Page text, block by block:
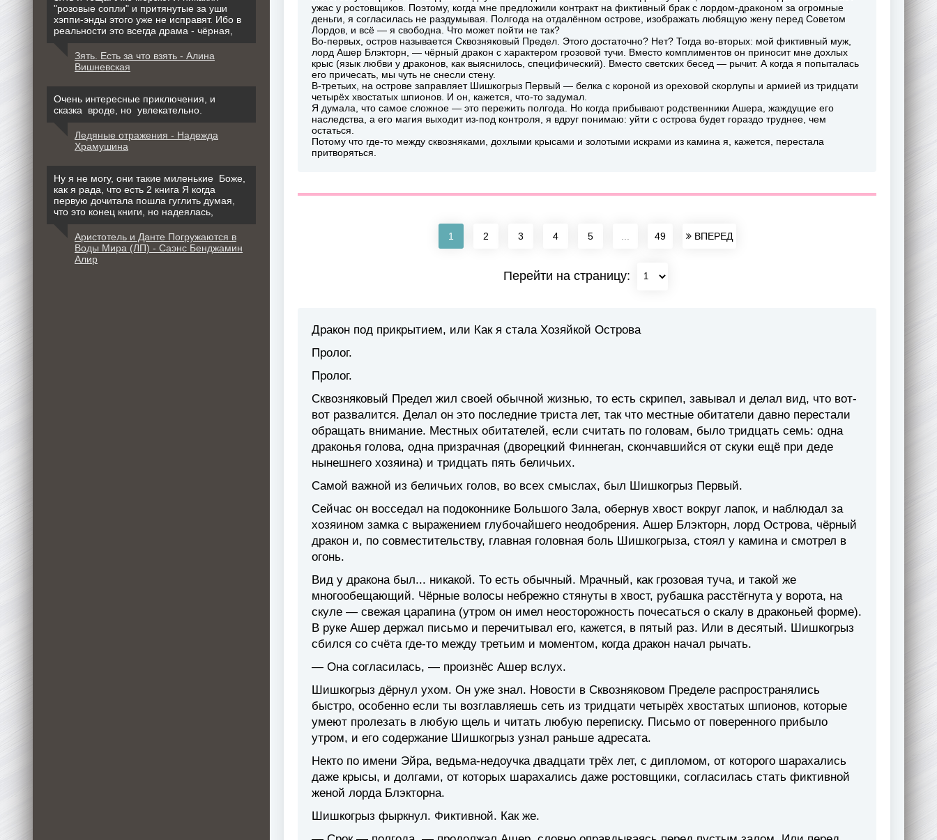
ужас у ростовщиков. Поэтому, когда мне предложили контракт на фиктивный брак с лордом-драконом за огромные
деньги, я согласилась не раздумывая. Полгода на отдалённом острове, изображать любящую жену перед Советом
Лордов, и всё — я свободна. Что может пойти не так?
Во-первых, остров называется Сквозняковый Предел. Этого достаточно? Нет? Тогда во-вторых: мой фиктивный муж,
лорд Ашер Блэкторн, — чёрный дракон с характером грозовой тучи. Вместо комплиментов он приносит мне дохлых
крыс (язык любви у драконов, как выяснилось, специфический). Вместо светских бесед — рычит. А когда я попыталась
его причесать, мы чуть не снесли стену.
В-третьих, на острове заправляет Шишкогрыз Первый — белка с короной из ореховой скорлупы и армией из тридцати
четырёх хвостатых шпионов. И он, кажется, что-то задумал.
Я думала, что самое сложное — это пережить полгода. Но когда прибывают родственники Ашера, жаждущие его
наследства, а его магия выходит из-под контроля, я вдруг понимаю: уйти с острова будет гораздо труднее, чем
остаться.
Потому что где-то между сквозняками, дохлыми крысами и золотыми искрами из камина я, кажется, перестала
притворяться.
1 2 3 4 5 49 ВПЕРЕД
Перейти на страницу:
Дракон под прикрытием, или Как я стала Хозяйкой Острова
Пролог.
Пролог.
Сквозняковый Предел жил своей обычной жизнью, то есть скрипел, завывал и делал вид, что вот-
вот развалится. Делал он это последние триста лет, так что местные обитатели давно перестали
обращать внимание. Местных обитателей, если считать по головам, было тридцать семь: одна
драконья голова, одна призрачная (дворецкий Финнеган, скончавшийся от скуки ещё при деде
нынешнего хозяина) и тридцать пять беличьих.
Самой важной из беличьих голов, во всех смыслах, был Шишкогрыз Первый.
Сейчас он восседал на подоконнике Большого Зала, обернув хвост вокруг лапок, и наблюдал за
хозяином замка с выражением глубочайшего неодобрения. Ашер Блэкторн, лорд Острова, чёрный
дракон и, по совместительству, главная головная боль Шишкогрыза, стоял у камина и смотрел в
огонь.
Вид у дракона был... никакой. То есть обычный. Мрачный, как грозовая туча, и такой же
многообещающий. Чёрные волосы небрежно стянуты в хвост, рубашка расстёгнута у ворота, на
скуле — свежая царапина (утром он имел неосторожность почесаться о скалу в драконьей форме).
В руке Ашер держал письмо и перечитывал его, кажется, в пятый раз. Или в десятый. Шишкогрыз
сбился со счёта где-то между третьим и моментом, когда дракон начал рычать.
— Она согласилась, — произнёс Ашер вслух.
Шишкогрыз дёрнул ухом. Он уже знал. Новости в Сквозняковом Пределе распространялись
быстро, особенно если ты возглавляешь сеть из тридцати четырёх хвостатых шпионов, которые
умеют пролезать в любую щель и читать любую переписку. Письмо от поверенного прибыло
утром, и его содержание Шишкогрыз узнал раньше адресата.
Некто по имени Эйра, ведьма-недоучка двадцати трёх лет, с дипломом, от которого шарахались
даже крысы, и долгами, от которых шарахались даже ростовщики, согласилась стать фиктивной
женой лорда Блэкторна.
Шишкогрыз фыркнул. Фиктивной. Как же.
"розовые сопли" и притянутые за уши
хэппи-энды этого уже не исправят. Ибо в
реальности это всегда драма - чёрная,
Зять. Есть за что взять - Алина
Вишневская
Очень интересные приключения, и
сказка вроде, но увлекательно.
Ледяные отражения - Надежда
Храмушина
Ну я не могу, они такие миленькие Боже,
как я рада, что есть 2 книга Я когда
первую дочитала пошла гуглить думая,
что это конец книги, но надеялась,
Аристотель и Данте Погружаются в
Воды Мира (ЛП) - Саэнс Бенджамин
Алир